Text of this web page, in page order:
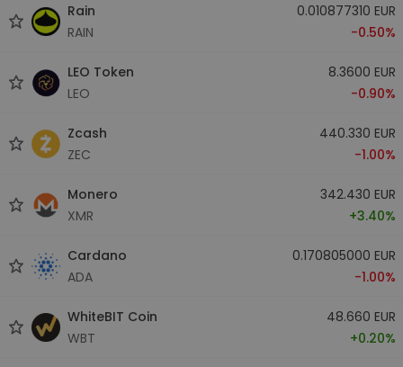
Rain
RAIN
0.010877310 EUR
-0.50%
LEO Token
LEO
8.3600 EUR
-0.90%
Zcash
ZEC
440.330 EUR
-1.00%
Monero
XMR
342.430 EUR
+3.40%
Cardano
ADA
0.170805000 EUR
-1.00%
WhiteBIT Coin
WBT
48.660 EUR
+0.20%